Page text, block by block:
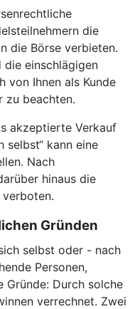
die
die Börse verbieten.
die einschlägigen
von Ihnen als Kunde
zu beachten.
akzeptierte Verkauf
selbst“ kann eine
Nach
hinaus die
verboten.
Gründen
selbst oder - nach
Personen,
Gründe: Durch solche
verrechnet. Zwei